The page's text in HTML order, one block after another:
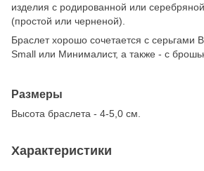
изделия с родированной или
(простой или черненой).
Браслет хорошо сочетается с серьгами
Small или Минималист, а также - с
Размеры
Высота браслета - 4-5,0 см.
Характеристики